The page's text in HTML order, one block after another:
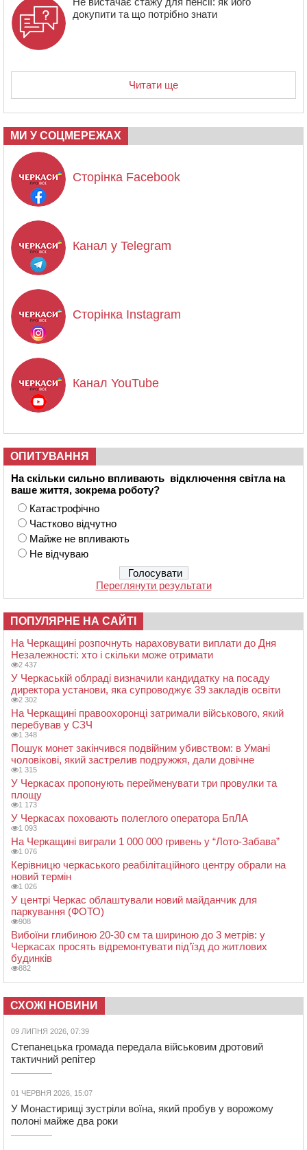
докупити та що потрібно знати
Читати ще
МИ У СОЦМЕРЕЖАХ
Сторінка Facebook
Канал у Telegram
Сторінка Instagram
Канал YouTube
ОПИТУВАННЯ
На скільки сильно впливають відключення світла на
ваше життя, зокрема роботу?
Катастрофічно
Частково відчутно
Майже не впливають
Не відчуваю
Переглянути результати
ПОПУЛЯРНЕ НА САЙТІ
На Черкащині розпочнуть нараховувати виплати до Дня
Незалежності: хто і скільки може отримати
2 437
У Черкаській облраді визначили кандидатку на посаду
директора установи, яка супроводжує 39 закладів освіти
2 302
На Черкащині правоохоронці затримали військового, який
перебував у СЗЧ
1 348
Пошук монет закінчився подвійним убивством: в Умані
чоловікові, який застрелив подружжя, дали довічне
1 315
У Черкасах пропонують перейменувати три провулки та
площу
1 173
У Черкасах поховають полеглого оператора БпЛА
1 093
На Черкащині виграли 1 000 000 гривень у “Лото-Забава”
1 076
Керівницю черкаського реабілітаційного центру обрали на
новий термін
1 026
У центрі Черкас облаштували новий майданчик для
паркування (ФОТО)
908
Вибоїни глибиною 20-30 см та шириною до 3 метрів: у
Черкасах просять відремонтувати під’їзд до житлових
будинків
882
СХОЖІ НОВИНИ
09 ЛИПНЯ 2026, 07:39
Степанецька громада передала військовим дротовий
тактичний репітер
01 ЧЕРВНЯ 2026, 15:07
У Монастирищі зустріли воїна, який пробув у ворожому
полоні майже два роки